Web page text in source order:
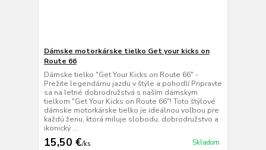
Dámske motorkárske tielko Get your kicks on
Route 66
Dámske tielko "Get Your Kicks on Route 66" -
Prežite legendárnu jazdu v štýle a pohodlí Pripravte
sa na letné dobrodružstvá s naším dámskym
tielkom "Get Your Kicks on Route 66"! Toto štýlové
dámske motorkárske tielko je ideálnou voľbou pre
každú ženu, ktorá miluje slobodu, dobrodružstvo a
ikonický ...
15,50 €/ks Skladom